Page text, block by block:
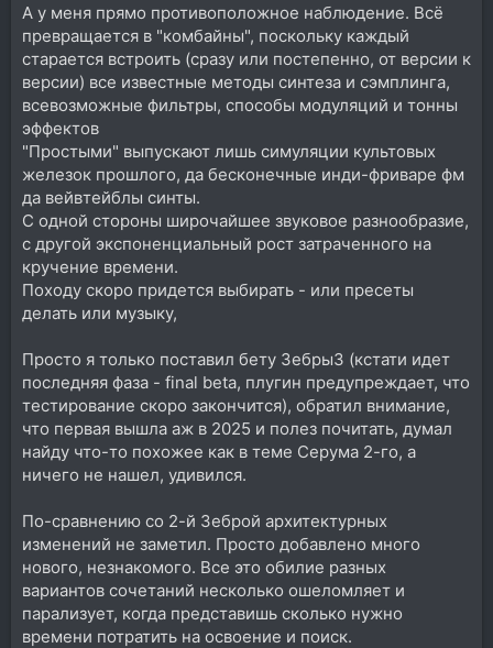
А у меня прямо противоположное наблюдение. Всё
превращается в "комбайны", поскольку каждый
старается встроить (сразу или постепенно, от версии к
версии) все известные методы синтеза и сэмплинга,
всевозможные фильтры, способы модуляций и тонны
эффектов
"Простыми" выпускают лишь симуляции культовых
железок прошлого, да бесконечные инди-фриваре фм
да вейвтейблы синты.
С одной стороны широчайшее звуковое разнообразие,
с другой экспоненциальный рост затраченного на
кручение времени.
Походу скоро придется выбирать - или пресеты
делать или музыку,
Просто я только поставил бету Зебры3 (кстати идет
последняя фаза - final beta, плугин предупреждает, что
тестирование скоро закончится), обратил внимание,
что первая вышла аж в 2025 и полез почитать, думал
найду что-то похожее как в теме Серума 2-го, а
ничего не нашел, удивился.
По-сравнению со 2-й Зеброй архитектурных
изменений не заметил. Просто добавлено много
нового, незнакомого. Все это обилие разных
вариантов сочетаний несколько ошеломляет и
парализует, когда представишь сколько нужно
времени потратить на освоение и поиск.